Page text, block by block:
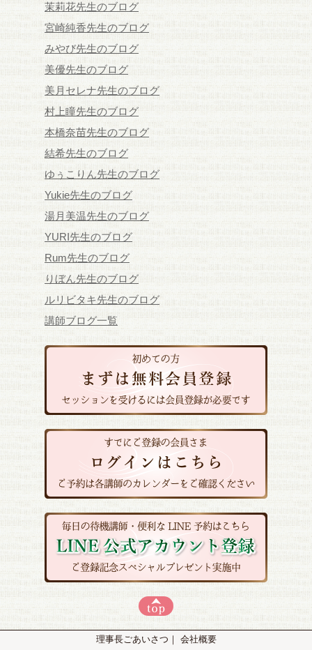
茉莉花先生のブログ
宮崎純香先生のブログ
みやび先生のブログ
美優先生のブログ
美月セレナ先生のブログ
村上瞳先生のブログ
本橋奈苗先生のブログ
結希先生のブログ
ゆぅこりん先生のブログ
Yukie先生のブログ
湯月美温先生のブログ
YURI先生のブログ
Rum先生のブログ
りぼん先生のブログ
ルリビタキ先生のブログ
講師ブログ一覧
理事長ごあいさつ ｜ 会社概要